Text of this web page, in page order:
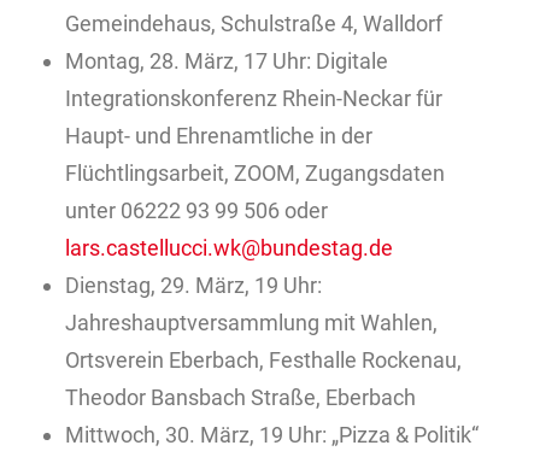
Gemeindehaus, Schulstraße 4, Walldorf
Montag, 28. März, 17 Uhr: Digitale
Integrationskonferenz Rhein-Neckar für
Haupt- und Ehrenamtliche in der
Flüchtlingsarbeit, ZOOM, Zugangsdaten
unter 06222 93 99 506 oder
lars.castellucci.wk@bundestag.de
Dienstag, 29. März, 19 Uhr:
Jahreshauptversammlung mit Wahlen,
Ortsverein Eberbach, Festhalle Rockenau,
Theodor Bansbach Straße, Eberbach
Mittwoch, 30. März, 19 Uhr: „Pizza & Politik“